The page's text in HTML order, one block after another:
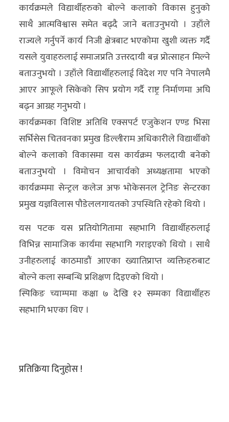
कार्यक्रमले विद्यार्थीहरुको बोल्ने कलाको विकास हुनुको
साथै आत्मविश्वास समेत बढ्दै जाने बताउनुभयो । उहाँले
राज्यले गर्नुपर्ने कार्य निजी क्षेत्रबाट भएकोमा खुशी व्यक्त गर्दै
यसले युवाहरुलाई समाजप्रति उत्तरदायी बन्न प्रोत्साहन मिल्ने
बताउनुभयो । उहाँले विद्यार्थीहरुलाई विदेश गए पनि नेपालमै
आएर आफूले सिकेको सिप प्रयोग गर्दै राष्ट्र निर्माणमा अघि
बढ्न आग्रह गनुभयो ।
कार्यक्रमका विशिष्ट अतिथि एक्सपर्ट एजुकेशन एण्ड भिसा
सर्भिसेस चितवनका प्रमुख डिल्लीराम अधिकारीले विद्यार्थीको
बोल्ने कलाको विकासमा यस कार्यक्रम फलदायी बनेको
बताउनुभयो । विमोचन आचार्यको अध्यक्षतामा भएको
कार्यक्रममा सेन्ट्रल कलेज अफ भोकेसनल ट्रेनिङ सेन्टरका
प्रमुख यज्ञविलास पौडेललगायतको उपस्थिति रहेको थियो ।
यस पटक यस प्रतियोगितामा सहभागि विद्यार्थीहरुलाई
विभिन्न सामाजिक कार्यमा सहभागि गराइएको थियो । साथै
उनीहरुलाई काठमाडौं आएका ख्यातिप्राप्त व्यक्तिहरुबाट
बोल्ने कला सम्बन्धि प्रशिक्षण दिइएको थियो ।
स्पिकिङ च्याम्पमा कक्षा ७ देखि १२ सम्मका विद्यार्थीहरु
सहभागि भएका थिए ।
प्रतिक्रिया दिनुहोस !